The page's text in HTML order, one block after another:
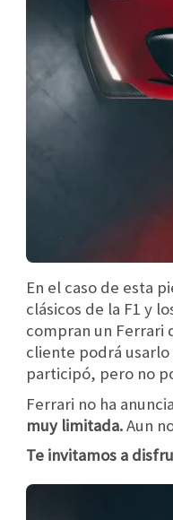
En el caso de esta
clásicos de la F1 y
compran un Ferrari
cliente podrá usarlo
participó, pero no
Ferrari no ha
muy limitada.Aun
Te invitamos a